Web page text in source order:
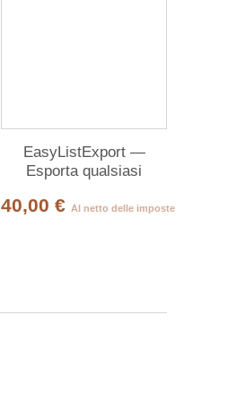
EasyListExport —
Esporta qualsiasi
clic
40,00 € Al netto delle imposte